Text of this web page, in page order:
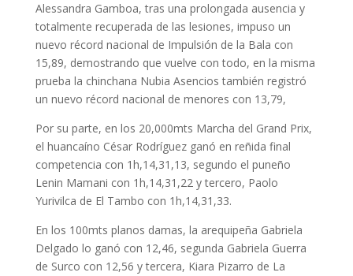
Alessandra Gamboa, tras una prolongada ausencia y
totalmente recuperada de las lesiones, impuso un
nuevo récord nacional de Impulsión de la Bala con
15,89, demostrando que vuelve con todo, en la misma
prueba la chinchana Nubia Asencios también registró
un nuevo récord nacional de menores con 13,79,
Por su parte, en los 20,000mts Marcha del Grand Prix,
el huancaíno César Rodríguez ganó en reñida final
competencia con 1h,14,31,13, segundo el puneño
Lenin Mamani con 1h,14,31,22 y tercero, Paolo
Yurivilca de El Tambo con 1h,14,31,33.
En los 100mts planos damas, la arequipeña Gabriela
Delgado lo ganó con 12,46, segunda Gabriela Guerra
de Surco con 12,56 y tercera, Kiara Pizarro de La